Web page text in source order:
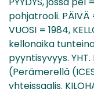
pohjatrooli. PÄIVÄ
VUOSI = 1984,
kellonaika
pyyntisyvyys.
(Perämerellä
yhteissaalis.